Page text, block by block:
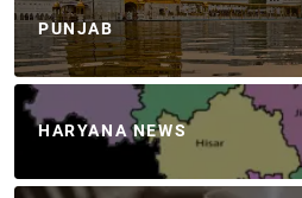
PUNJAB
HARYANA NEWS